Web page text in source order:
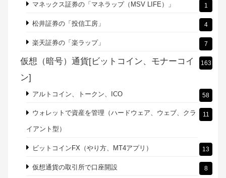
マネックス証券の「マネラップ（MSV LIFE）」 1
松井証券の「投信工房」 4
楽天証券の「楽ラップ」 7
仮想（暗号）通貨[ビットコイン、モナーコイ
ン]
163
アルトコイン、トークン、ICO 58
ウォレットで資産を管理（ハードウェア、ウェブ、クラ
イアント型）
11
ビットコインFX（やり方、MT4アプリ） 13
仮想通貨の取引所で口座開設 8